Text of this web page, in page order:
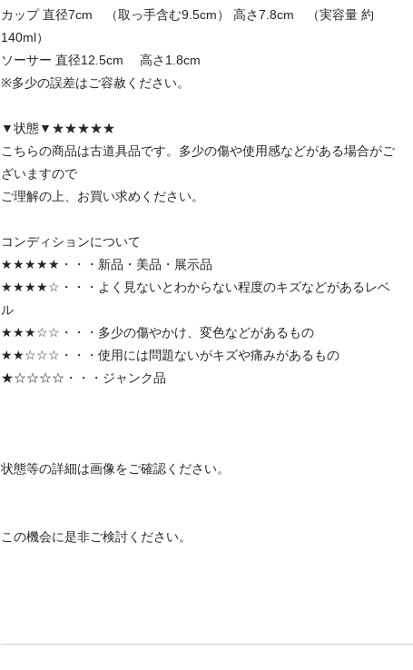
カップ 直径7cm （取っ手含む9.5cm） 高さ7.8cm （実容量 約
140ml）
ソーサー 直径12.5cm 高さ1.8cm
※多少の誤差はご容赦ください。
▼状態▼★★★★★
こちらの商品は古道具品です。多少の傷や使用感などがある場合がご
ざいますので
ご理解の上、お買い求めください。
コンディションについて
★★★★★・・・新品・美品・展示品
★★★★☆・・・よく見ないとわからない程度のキズなどがあるレベ
ル
★★★☆☆・・・多少の傷やかけ、変色などがあるもの
★★☆☆☆・・・使用には問題ないがキズや痛みがあるもの
★☆☆☆☆・・・ジャンク品
状態等の詳細は画像をご確認ください。
この機会に是非ご検討ください。